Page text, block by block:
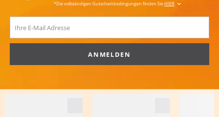
*Die vollständigen Gutscheinbedingungen finden SieHIER
ANMELDEN